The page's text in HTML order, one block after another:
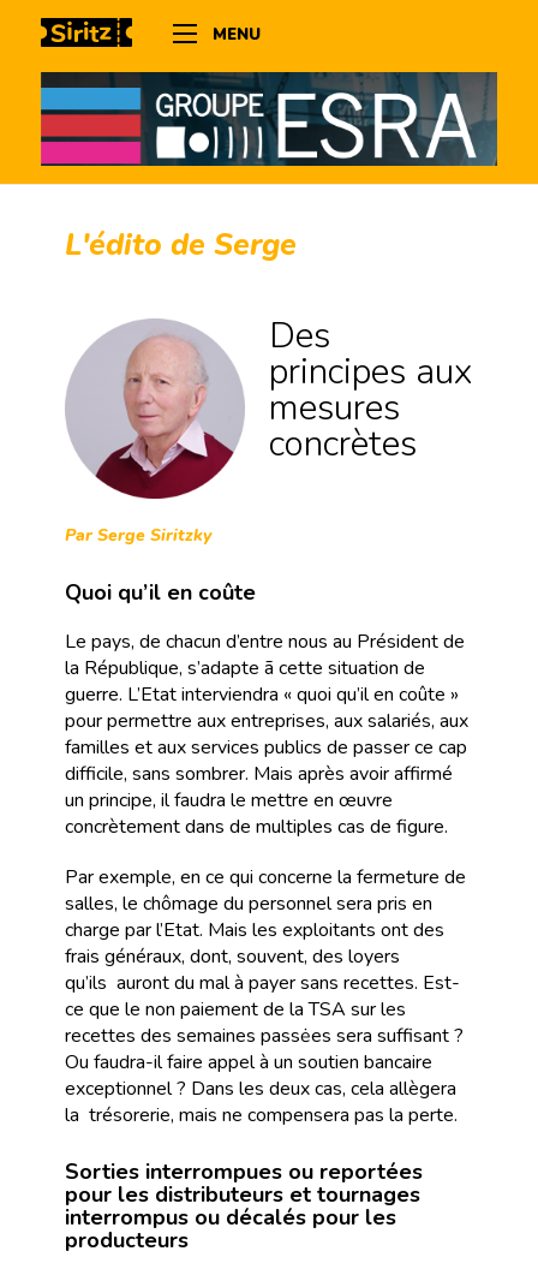
MENU
L'édito de Serge
Des
principes aux
mesures
concrètes
Par Serge Siritzky
Quoi qu’il en coûte
Le pays, de chacun d’entre nous au Président de
la République, s’adapte ã cette situation de
guerre. L’Etat interviendra « quoi qu’il en coûte »
pour permettre aux entreprises, aux salariés, aux
familles et aux services publics de passer ce cap
difficile, sans sombrer. Mais après avoir affirmé
un principe, il faudra le mettre en œuvre
concrètement dans de multiples cas de figure.
Par exemple, en ce qui concerne la fermeture de
salles, le chômage du personnel sera pris en
charge par l’Etat. Mais les exploitants ont des
frais généraux, dont, souvent, des loyers
qu’ils auront du mal à payer sans recettes. Est-
ce que le non paiement de la TSA sur les
recettes des semaines passėes sera suffisant ?
Ou faudra-il faire appel à un soutien bancaire
exceptionnel ? Dans les deux cas, cela allègera
la trésorerie, mais ne compensera pas la perte.
Sorties interrompues ou reportées
pour les distributeurs et tournages
interrompus ou décalés pour les
producteurs